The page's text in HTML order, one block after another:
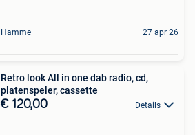
Hamme 27 apr 26
Retro look All in one dab radio, cd,
platenspeler, cassette
€ 120,00 Details